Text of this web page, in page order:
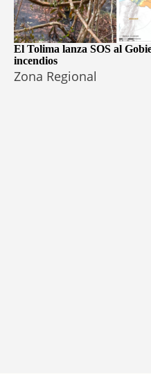
El Tolima lanza SOS al
incendios
Zona Regional